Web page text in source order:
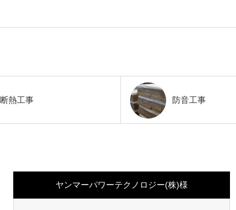
断熱工事 防音工事
ヤンマーパワーテクノロジー(株)様